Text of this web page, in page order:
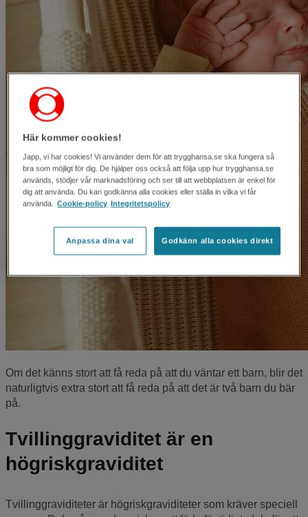
Om det känns stort att få reda på att du väntar ett barn, blir det
naturligtvis extra stort att få reda på att det är två barn du bär
på.
Tvillinggraviditet är en
högriskgraviditet
Tvillinggraviditeter är högriskgraviditeter som kräver speciell
Här kommer cookies!
Japp, vi har cookies! Vi använder dem för att trygghansa.se ska fungera så
bra som möjligt för dig. De hjälper oss också att följa upp hur trygghansa.se
används, stödjer vår marknadsföring och ser till att webbplatsen är enkel för
dig att använda. Du kan godkänna alla cookies eller ställa in vilka vi får
använda. Cookie-policy Integritetspolicy
Anpassa dina val Godkänn alla cookies direkt